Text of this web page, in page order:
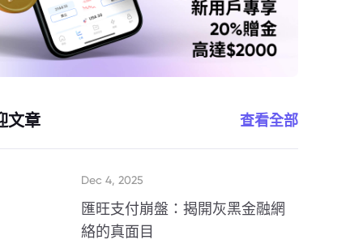
文章 查看全部
Dec 4, 2025
匯旺支付崩盤：揭開灰黑金融網
絡的真面目